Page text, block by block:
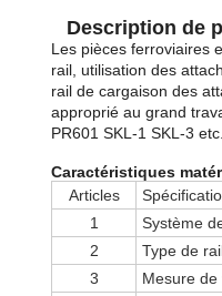
Description de
Les pièces ferroviaires
rail, utilisation des
rail de cargaison des
approprié au grand
PR601 SKL-1 SKL-3 etc.
Caractéristiques
Articles
1
Système
2
Type de
3
Mesure de